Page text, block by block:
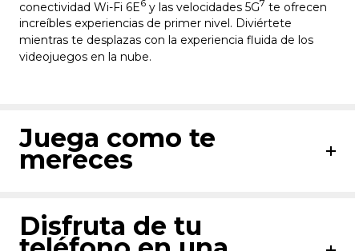
conectividad Wi-Fi 6E6 y las velocidades 5G7 te ofrecen
increíbles experiencias de primer nivel. Diviértete
mientras te desplazas con la experiencia fluida de los
videojuegos en la nube.
Juega como te
mereces
Disfruta de tu